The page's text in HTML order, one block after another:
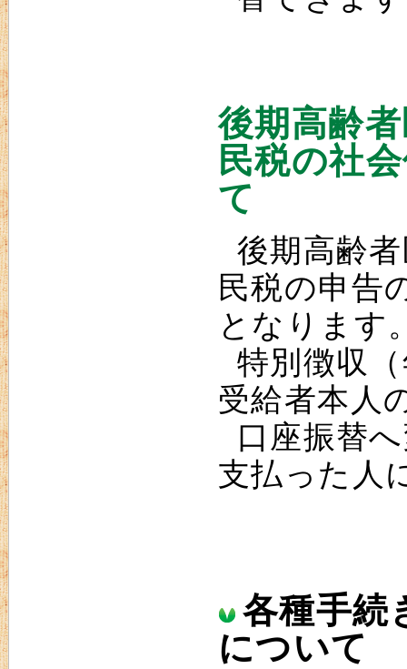
後期高齢
民税の社
て
後期高齢
民税の申告
となります
特別徴収
受給者本人
口座振替
支払った人
各種手続
について